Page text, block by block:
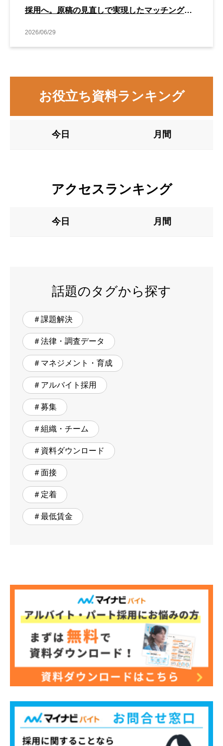
採用へ。原稿の見直しで実現したマッチング改
2026/06/29
お役立ち資料ランキング
今日 月間
アクセスランキング
今日 月間
話題のタグから探す
＃課題解決
＃法律・調査データ
＃マネジメント・育成
＃アルバイト採用
＃募集
＃組織・チーム
＃資料ダウンロード
＃面接
＃定着
＃最低賃金